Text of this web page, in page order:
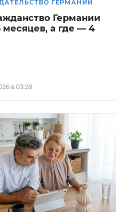
ГЕРМАНИИ
Германии
месяцев, а где — 4
в 03:28